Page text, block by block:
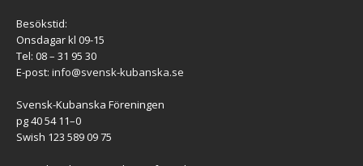
Besökstid:
Onsdagar kl 09-15
Tel: 08 – 31 95 30
E-post: info@svensk-kubanska.se
Svensk-Kubanska Föreningen
pg 40 54 11–0
Swish 123 589 09 75